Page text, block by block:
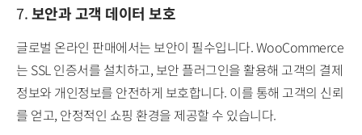
7.보안과 고객 데이터 보호
글로벌 온라인 판매에서는 보안이 필수입니다. WooCommerce
는 SSL 인증서를 설치하고, 보안 플러그인을 활용해 고객의 결제
정보와 개인정보를 안전하게 보호합니다. 이를 통해 고객의 신뢰
를 얻고, 안정적인 쇼핑 환경을 제공할 수 있습니다.